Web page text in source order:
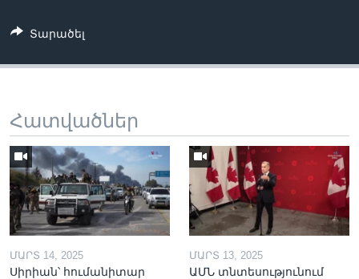
Տարածել
Հատվածներ
ՄԱՐՏ 14, 2025
Սիրիան՝ հումանիտար
ՄԱՐՏ 13, 2025
ԱՄՆ տնտեսությունում